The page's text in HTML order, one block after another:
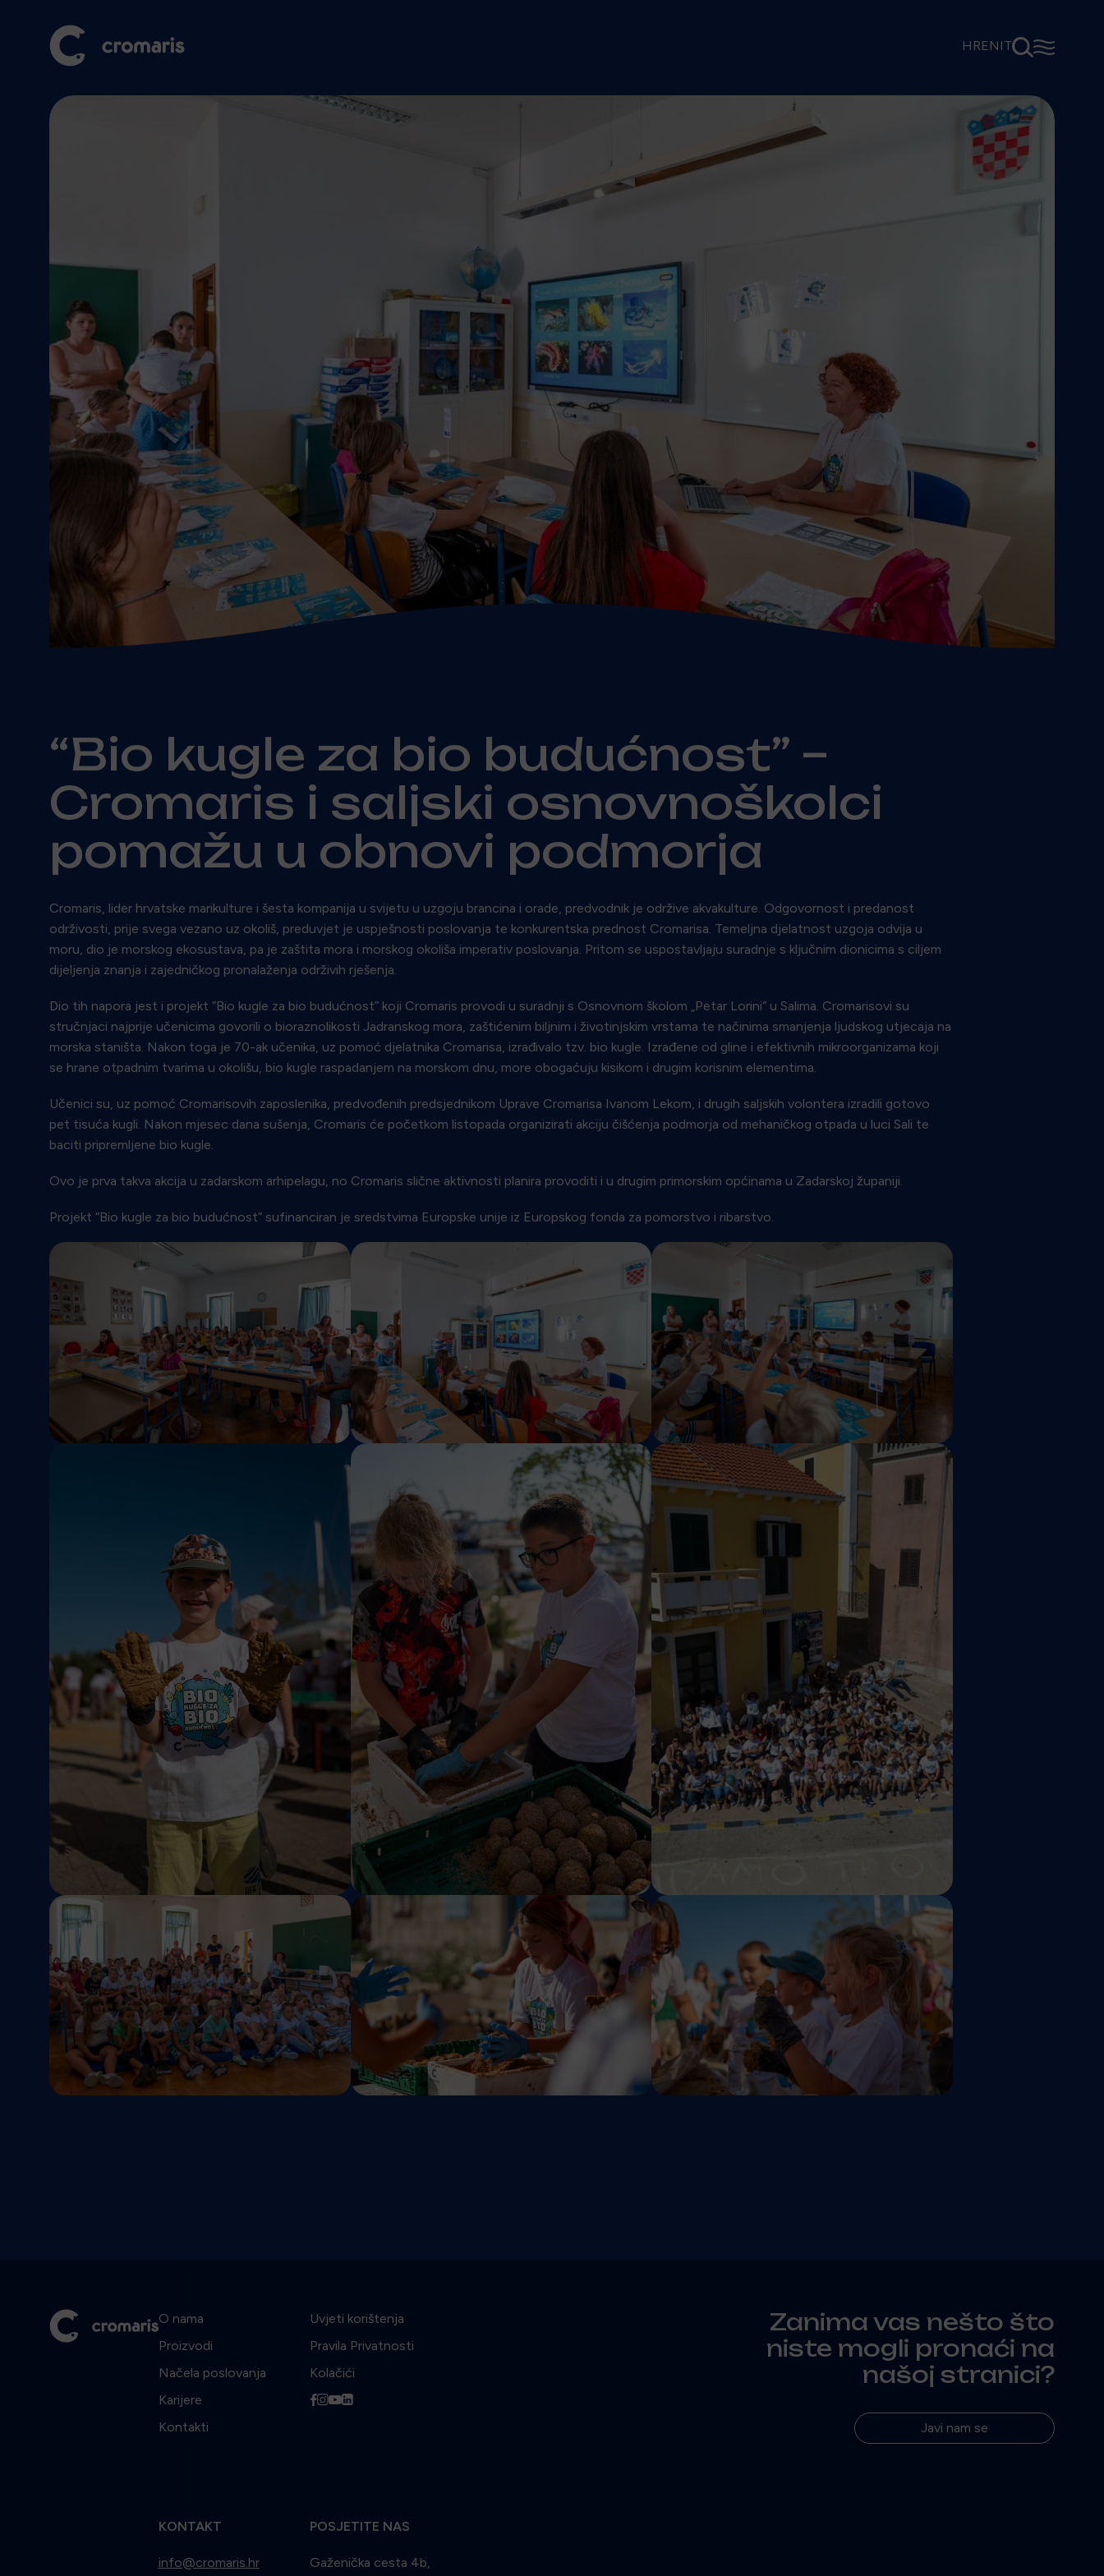
HREN IT⚲☰
“Bio kugle za bio budućnost” –
Cromaris i saljski osnovnoškolci
pomažu u obnovi podmorja
Cromaris, lider hrvatske marikulture i šesta kompanija u svijetu u uzgoju brancina i orade, predvodnik je održive akvakulture. Odgovornost i predanost
održivosti, prije svega vezano uz okoliš, preduvjet je uspješnosti poslovanja te konkurentska prednost Cromarisa. Temeljna djelatnost uzgoja odvija u
moru, dio je morskog ekosustava, pa je zaštita mora i morskog okoliša imperativ poslovanja. Pritom se uspostavljaju suradnje s ključnim dionicima s ciljem
dijeljenja znanja i zajedničkog pronalaženja održivih rješenja.
Dio tih napora jest i projekt “Bio kugle za bio budućnost” koji Cromaris provodi u suradnji s Osnovnom školom „Petar Lorini“ u Salima. Cromarisovi su
stručnjaci najprije učenicima govorili o bioraznolikosti Jadranskog mora, zaštićenim biljnim i životinjskim vrstama te načinima smanjenja ljudskog utjecaja na
morska staništa. Nakon toga je 70-ak učenika, uz pomoć djelatnika Cromarisa, izrađivalo tzv. bio kugle. Izrađene od gline i efektivnih mikroorganizama koji
se hrane otpadnim tvarima u okolišu, bio kugle raspadanjem na morskom dnu, more obogaćuju kisikom i drugim korisnim elementima.
Učenici su, uz pomoć Cromarisovih zaposlenika, predvođenih predsjednikom Uprave Cromarisa Ivanom Lekom, i drugih saljskih volontera izradili gotovo
pet tisuća kugli. Nakon mjesec dana sušenja, Cromaris će početkom listopada organizirati akciju čišćenja podmorja od mehaničkog otpada u luci Sali te
baciti pripremljene bio kugle.
Ovo je prva takva akcija u zadarskom arhipelagu, no Cromaris slične aktivnosti planira provoditi i u drugim primorskim općinama u Zadarskoj županiji.
Projekt “Bio kugle za bio budućnost” sufinanciran je sredstvima Europske unije iz Europskog fonda za pomorstvo i ribarstvo.
O nama
Proizvodi
Načela poslovanja
Karijere
Kontakti
Uvjeti korištenja
Pravila Privatnosti
Kolačići
fiyl
KONTAKT
info@cromaris.hr
POSJETITE NAS
Gaženička cesta 4b,
Zanima vas nešto što
niste mogli pronaći na
našoj stranici?
Javi nam se